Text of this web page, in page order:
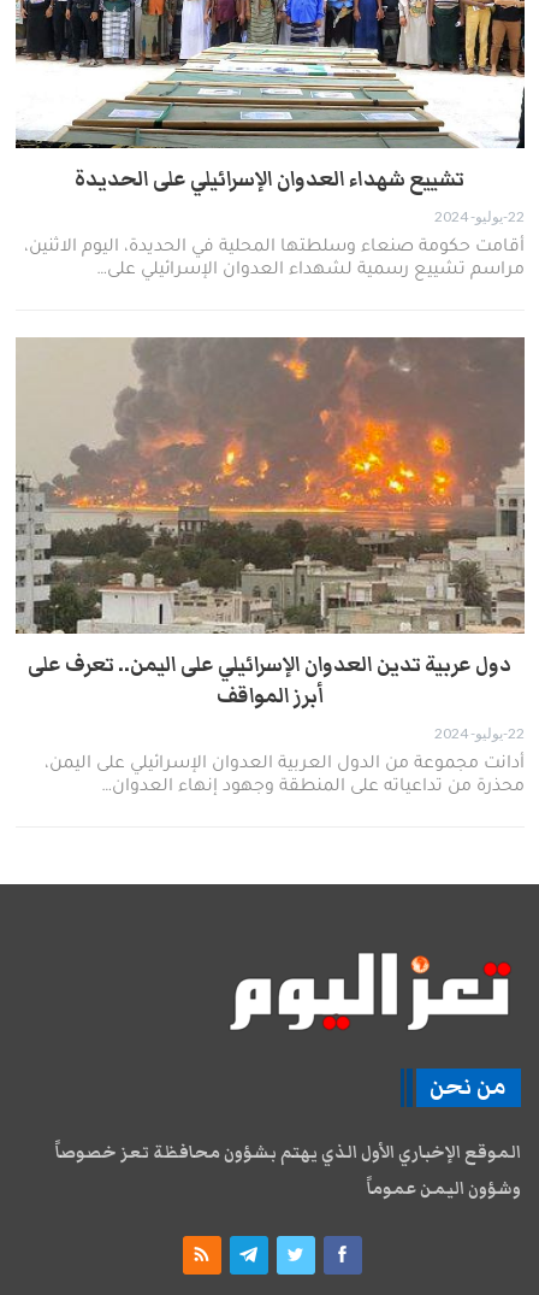
تشييع شهداء العدوان الإسرائيلي على الحديدة
22-يوليو- 2024
أقامت حكومة صنعاء وسلطتها المحلية في الحديدة، اليوم الاثنين،
مراسم تشييع رسمية لشهداء العدوان الإسرائيلي على…
دول عربية تدين العدوان الإسرائيلي على اليمن.. تعرف على
أبرز المواقف
22-يوليو- 2024
أدانت مجموعة من الدول العربية العدوان الإسرائيلي على اليمن،
محذرة من تداعياته على المنطقة وجهود إنهاء العدوان…
من نحن
الموقع الإخباري الأول الذي يهتم بشؤون محافظة تعز خصوصاً
وشؤون اليمن عموماً